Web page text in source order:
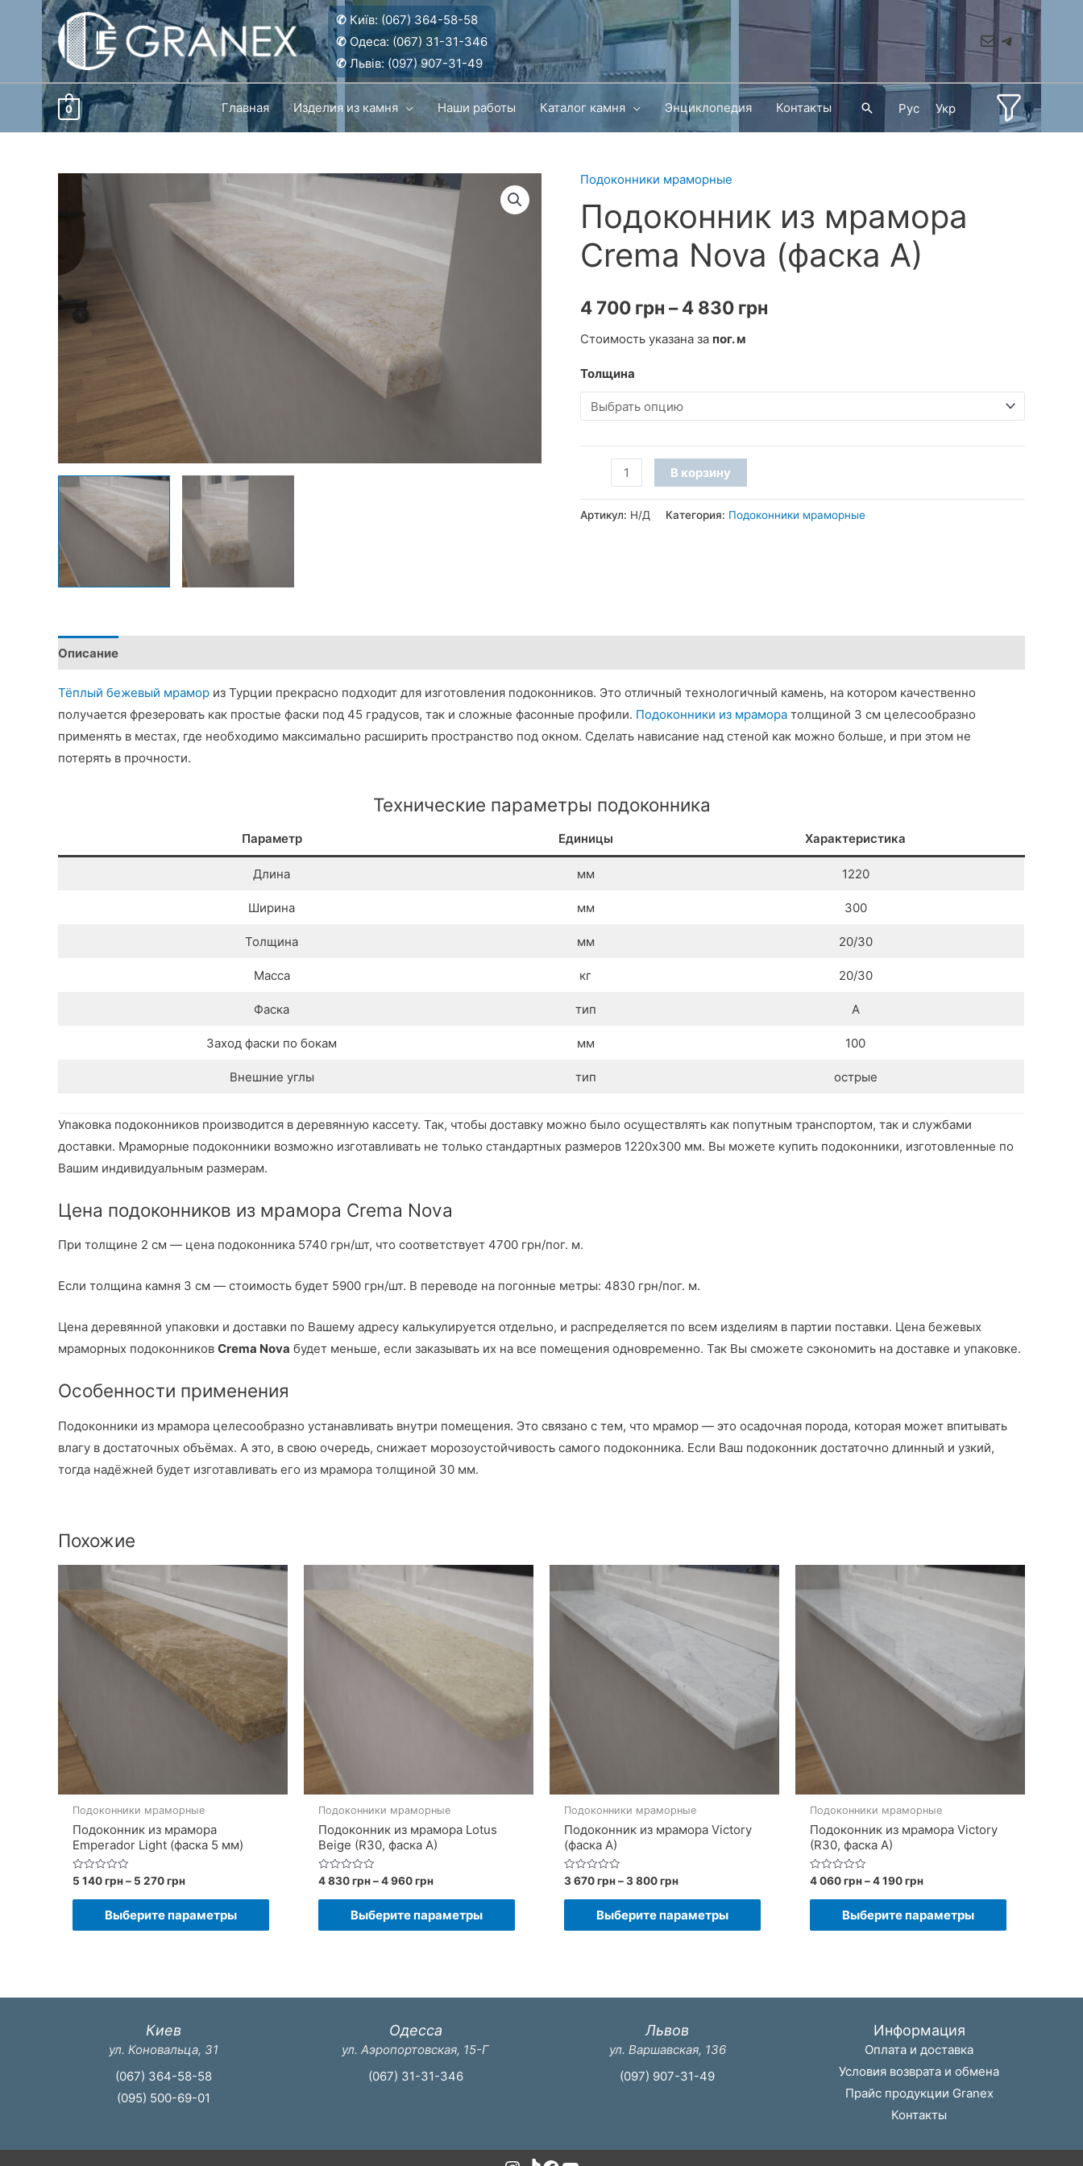
Перейти
содержимому
✆ Київ: (067) 364-58-58
✆Одеса: (067) 31-31-346
✆Львів: (097) 907-31-49
MailTelegram
0 Главная Изделия из камня Наши работы Каталог камня Энциклопедия Контакты ПоискРус Укр
Подоконники мраморные
Подоконник из мрамора
Crema Nova (фаска A)
4 700 грн – 4 830 грн
830 грн
Стоимость указана за пог. м
Толщина
Количество
товара
Подоконник
В корзину
Артикул: Н/Д Категория: Подоконники мраморные
Описание
Тёплый бежевый мрамор из Турции прекрасно подходит для изготовления подоконников. Это отличный технологичный камень, на котором качественно
получается фрезеровать как простые фаски под 45 градусов, так и сложные фасонные профили. Подоконники из мрамора толщиной 3 см целесообразно
применять в местах, где необходимо максимально расширить пространство под окном. Сделать нависание над стеной как можно больше, и при этом не
потерять в прочности.
Технические параметры подоконника
Параметр Единицы Характеристика
Длина мм 1220
Ширина мм 300
Толщина мм 20/30
Масса кг 20/30
Фаска тип А
Заход фаски по бокам мм 100
Внешние углы тип острые
Упаковка подоконников производится в деревянную кассету. Так, чтобы доставку можно было осуществлять как попутным транспортом, так и службами
доставки. Мраморные подоконники возможно изготавливать не только стандартных размеров 1220х300 мм. Вы можете купить подоконники, изготовленные по
Вашим индивидуальным размерам.
Цена подоконников из мрамора Crema Nova
При толщине 2 см — цена подоконника 5740 грн/шт, что соответствует 4700 грн/пог. м.
Если толщина камня 3 см — стоимость будет 5900 грн/шт. В переводе на погонные метры: 4830 грн/пог. м.
Цена деревянной упаковки и доставки по Вашему адресу калькулируется отдельно, и распределяется по всем изделиям в партии поставки. Цена бежевых
мраморных подоконников Crema Nova будет меньше, если заказывать их на все помещения одновременно. Так Вы сможете сэкономить на доставке и упаковке.
Особенности применения
Подоконники из мрамора целесообразно устанавливать внутри помещения. Это связано с тем, что мрамор — это осадочная порода, которая может впитывать
влагу в достаточных объёмах. А это, в свою очередь, снижает морозоустойчивость самого подоконника. Если Ваш подоконник достаточно длинный и узкий,
тогда надёжней будет изготавливать его из мрамора толщиной 30 мм.
Похожие
Подоконники мраморные
Подоконник из мрамора
Emperador Light (фаска 5 мм)
Оценка
0
из
5 140грн– 5 270грнДиапазон
140 грн
–
Выберите параметры
Этот
Подоконники мраморные
Подоконник из мрамора Lotus
Beige (R30, фаска A)
Оценка
0
из
4 830грн–4 960грнДиапазон
830 грн
–
Выберите параметры
Этот
Подоконники мраморные
Подоконник из мрамора Victory
(фаска A)
Оценка
0
из
3 670грн–3 800грнДиапазон
670 грн
–
Выберите параметры
Этот
Подоконники мраморные
Подоконник из мрамора Victory
(R30, фаска A)
Оценка
0
из
4 060грн–4 190грнДиапазон
060 грн
–
Выберите параметры
Этот
Киев
ул. Коновальца, 31
(067) 364-58-58
(095) 500-69-01
Одесса
ул. Аэропортовская, 15-Г
(067) 31-31-346
Львов
ул. Варшавская, 136
(097) 907-31-49
Информация
Оплата и доставка
Условия возврата и обмена
Прайс продукции Granex
Контакты